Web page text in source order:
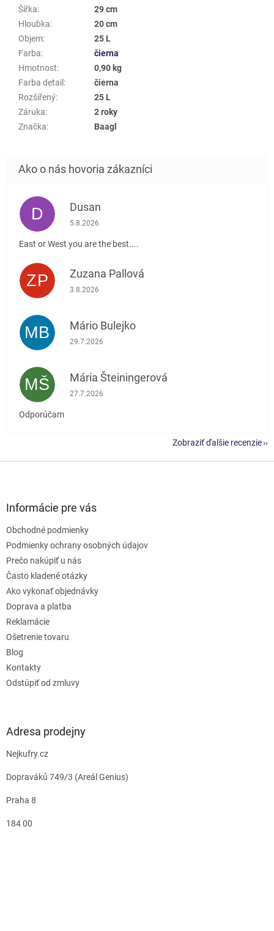
Šířka:
29 cm
Hloubka:
20 cm
Objem:
25 L
Farba:
čierna
Hmotnost:
0,90 kg
Farba detail :
čierna
Rozšířený:
25 L
Záruka:
2 roky
Značka: Baagl
D Dusan
Hodnotenie obchodu je 5 z 5 hviezdičiek.
5.8.2026
East or West you are the best....
ZP Zuzana Pallová
Hodnotenie obchodu je 5 z 5 hviezdičiek.
3.8.2026
MB Mário Bulejko
Hodnotenie obchodu je 5 z 5 hviezdičiek.
29.7.2026
MŠ Mária Šteiningerová
Hodnotenie obchodu je 5 z 5 hviezdičiek.
27.7.2026
Odporúčam
Zobraziť ďalšie recenzie
Informácie pre vás
Obchodné podmienky
Podmienky ochrany osobných údajov
Prečo nakúpiť u nás
Často kladené otázky
Ako vykonať objednávky
Doprava a platba
Reklamácie
Ošetrenie tovaru
Blog
Kontakty
Odstúpiť od zmluvy
Adresa prodejny
Nejkufry.cz
Dopraváků 749/3 (Areál Genius)
Praha 8
184 00